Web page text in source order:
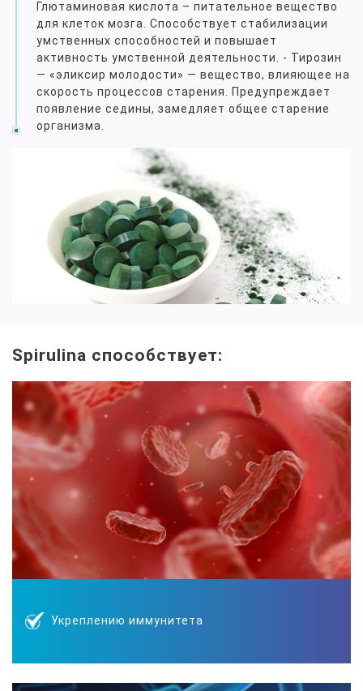
Глютаминовая кислота – питательное вещество
для клеток мозга. Способствует стабилизации
умственных способностей и повышает
активность умственной деятельности. - Тирозин
— «эликсир молодости» — вещество, влияющее на
скорость процессов старения. Предупреждает
появление седины, замедляет общее старение
организма.
Spirulina способствует:
Укреплению иммунитета